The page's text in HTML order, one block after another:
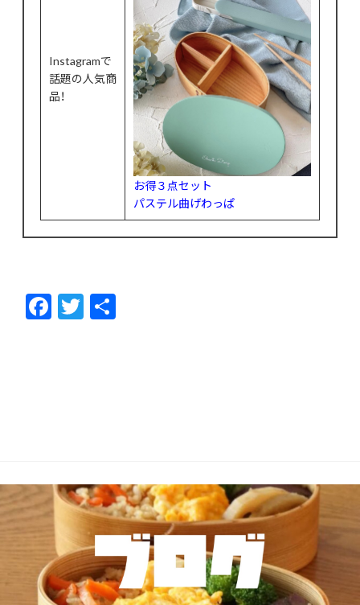
Instagramで
話題の人気商
品！
お得３点セット
パステル曲げわっぱ
F
ac
T
w